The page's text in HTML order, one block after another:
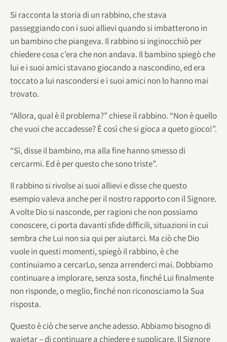
Si racconta la storia di un rabbino, che stava
passeggiando con i suoi allievi quando si imbatterono in
un bambino che piangeva. Il rabbino si inginocchiò per
chiedere cosa c’era che non andava. Il bambino spiegò che
lui e i suoi amici stavano giocando a nascondino, ed era
toccato a lui nascondersi e i suoi amici non lo hanno mai
trovato.
“Allora, qual è il problema?” chiese il rabbino. “Non è quello
che vuoi che accadesse? È così che si gioca a queto gioco!”.
“Sì, disse il bambino, ma alla fine hanno smesso di
cercarmi. Ed è per questo che sono triste”.
Il rabbino si rivolse ai suoi allievi e disse che questo
esempio valeva anche per il nostro rapporto con il Signore.
A volte Dio si nasconde, per ragioni che non possiamo
conoscere, ci porta davanti sfide difficili, situazioni in cui
sembra che Lui non sia qui per aiutarci. Ma ciò che Dio
vuole in questi momenti, spiegò il rabbino, è che
continuiamo a cercarLo, senza arrenderci mai. Dobbiamo
continuare a implorare, senza sosta, finché Lui finalmente
non risponde, o meglio, finché non riconosciamo la Sua
risposta.
Questo è ciò che serve anche adesso. Abbiamo bisogno di
waietar – di continuare a chiedere e supplicare. Il Signore